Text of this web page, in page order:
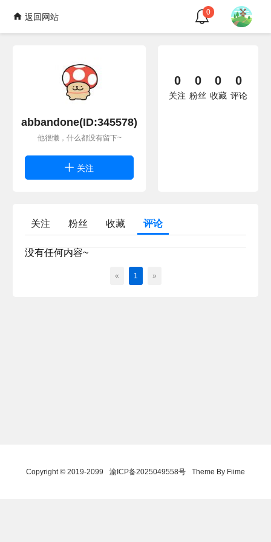
返回网站 0
abbandone(ID:345578)
他很懒，什么都没有留下~
关注
0
关注
0
粉丝
0
收藏
0
评论
关注 粉丝 收藏 评论
没有任何内容~
« 1 »
Copyright © 2019-2099 渝ICP备2025049558号 Theme By Fiime